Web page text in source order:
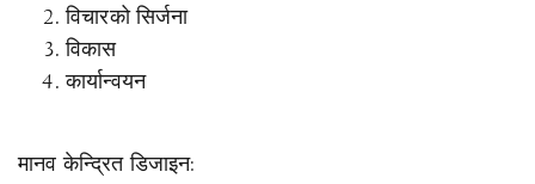
विचारको सिर्जना
विकास
कार्यान्वयन
मानव केन्द्रित डिजाइन: